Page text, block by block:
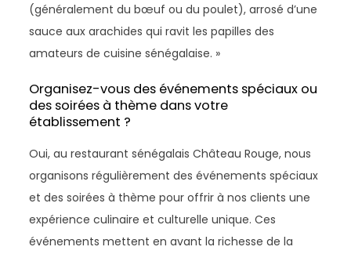
(généralement du bœuf ou du poulet), arrosé d’une
sauce aux arachides qui ravit les papilles des
amateurs de cuisine sénégalaise. »
Organisez-vous des événements spéciaux ou
des soirées à thème dans votre
établissement ?
Oui, au restaurant sénégalais Château Rouge, nous
organisons régulièrement des événements spéciaux
et des soirées à thème pour offrir à nos clients une
expérience culinaire et culturelle unique. Ces
événements mettent en avant la richesse de la